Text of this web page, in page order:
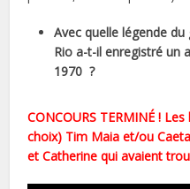
Avec quelle légende
Rio a-t-il enregistré un
1970 ?
CONCOURS TERMINÉ !
choix) Tim Maia et/ou
et Catherine qui avaient